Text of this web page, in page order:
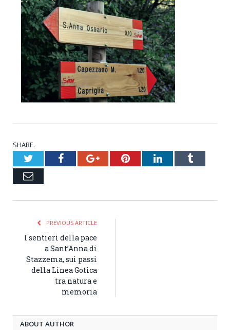
SHARE.
TwitterFacebookGoogle+PinterestLinkedInTumblr
Email
PREVIOUS ARTICLE
I sentieri della pace
a Sant’Anna di
Stazzema, sui passi
della Linea Gotica
tra natura e
memoria
ABOUT AUTHOR